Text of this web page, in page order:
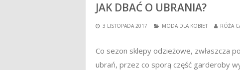
JAK DBAĆ O UBRANIA?
3 LISTOPADA 2017 MODA DLA KOBIET RÓŻA
Co sezon sklepy odzieżowe, zwłaszcza
ubrań, przez co sporą część garderoby